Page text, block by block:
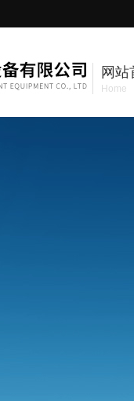
网站
Home